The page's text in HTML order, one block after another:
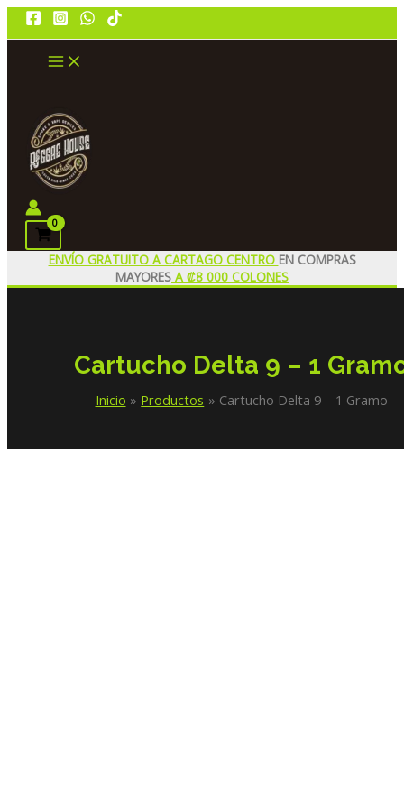
contenidoMAIN
MENU
ENVÍO GRATUITO A CARTAGO CENTRO EN COMPRAS
MAYORES A ₡8 000 COLONES
Cartucho Delta 9 – 1
Inicio Productos Cartucho Delta 9 – 1 Gramo